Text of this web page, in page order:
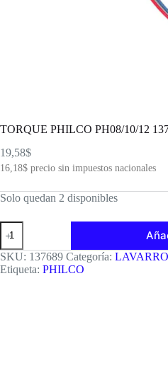
TORQUE PHILCO PH08/10/12
19,58$
16,18$ precio sin impuestos nacionales
Solo quedan 2 disponibles
TORQUE
PHILCO
PH08/10/12
137689
cantidad
SKU: 137689 Categoría:
Etiqueta: PHILCO